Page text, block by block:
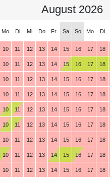
August 2026
Mo Di Mi Do Fr Sa So Mo Di
10 11 12 13 14 15 16 17 18
10 11 12 13 14 15 16 17 18
10 11 12 13 14 15 16 17 18
10 11 12 13 14 15 16 17 18
10 11 12 13 14 15 16 17 18
10 11 12 13 14 15 16 17 18
10 11 12 13 14 15 16 17 18
10 11 12 13 14 15 16 17 18
10 11 12 13 14 15 16 17 18